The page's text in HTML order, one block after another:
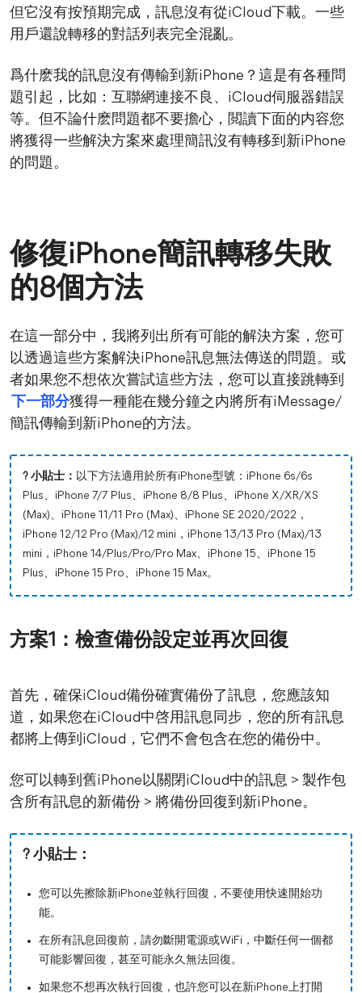
但它沒有按預期完成，訊息沒有從iCloud下載。一些
用戶還說轉移的對話列表完全混亂。
爲什麽我的訊息沒有傳輸到新iPhone？這是有各種問
題引起，比如：互聯網連接不良、iCloud伺服器錯誤
等。但不論什麽問題都不要擔心，閲讀下面的内容您
將獲得一些解決方案來處理簡訊沒有轉移到新iPhone
的問題。
修復iPhone簡訊轉移失敗
的8個方法
在這一部分中，我將列出所有可能的解決方案，您可
以透過這些方案解決iPhone訊息無法傳送的問題。或
者如果您不想依次嘗試這些方法，您可以直接跳轉到
下一部分獲得一種能在幾分鐘之内將所有iMessage/
簡訊傳輸到新iPhone的方法。
? 小貼士： 以下方法適用於所有iPhone型號：iPhone 6s/6s
Plus、iPhone 7/7 Plus、iPhone 8/8 Plus、iPhone X/XR/XS
(Max)、iPhone 11/11 Pro (Max)、iPhone SE 2020/2022，
iPhone 12/12 Pro (Max)/12 mini，iPhone 13/13 Pro (Max)/13
mini，iPhone 14/Plus/Pro/Pro Max、iPhone 15、iPhone 15
Plus、iPhone 15 Pro、iPhone 15 Max。
方案1：檢查備份設定並再次回復
首先，確保iCloud備份確實備份了訊息，您應該知
道，如果您在iCloud中啓用訊息同步，您的所有訊息
都將上傳到iCloud，它們不會包含在您的備份中。
您可以轉到舊iPhone以關閉iCloud中的訊息 > 製作包
含所有訊息的新備份 > 將備份回復到新iPhone。
? 小貼士：
您可以先擦除新iPhone並執行回復，不要使用快速開始功
能。
在所有訊息回復前，請勿斷開電源或WiFi，中斷任何一個都
可能影響回復，甚至可能永久無法回復。
如果您不想再次執行回復，也許您可以在新iPhone上打開